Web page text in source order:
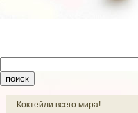
Коктейли всего мира!